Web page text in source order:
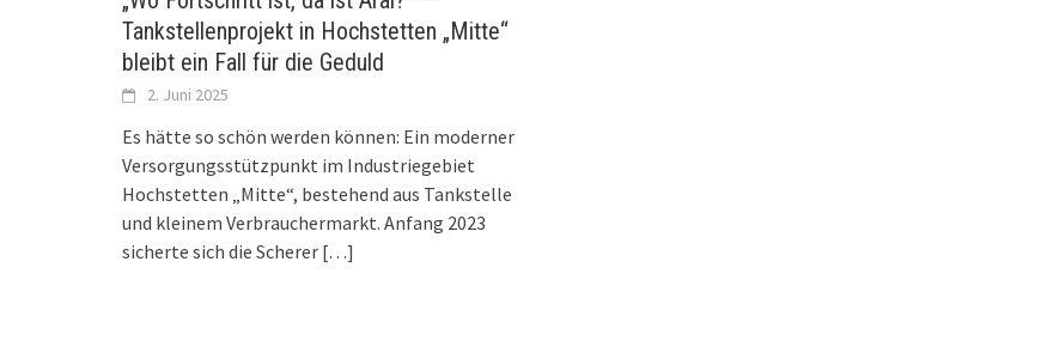
Tankstellenprojekt in Hochstetten „Mitte“
bleibt ein Fall für die Geduld
2. Juni 2025
Es hätte so schön werden können: Ein moderner
Versorgungsstützpunkt im Industriegebiet
Hochstetten „Mitte“, bestehend aus Tankstelle
und kleinem Verbrauchermarkt. Anfang 2023
sicherte sich die Scherer […]